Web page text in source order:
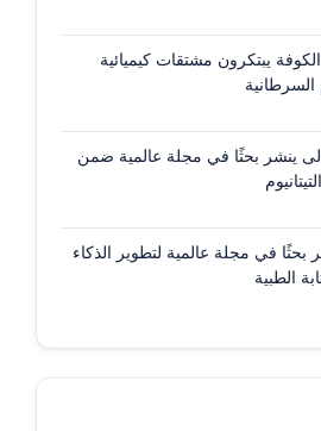
يبتكرون مشتقات كيميائية
السرطانية
ينشر بحثًا في مجلة عالمية ضمن
في مجلة عالمية لتطوير الذكاء
الطبية